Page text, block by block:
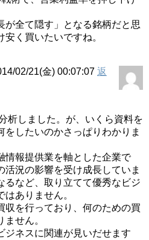
が全て隠す」となる銘柄だと思
く買いたいですね。
02/21(金) 00:07:07 返
析しました。が、いくら資料を
をしたいのかさっぱりわかりま
情報提供業を軸とした企業で
活況の影響を受け成長していま
るなど、取り立てて優秀なビジ
ありません。
収を行っており、何のための買
せん。
ジネスに関連が見いだせます